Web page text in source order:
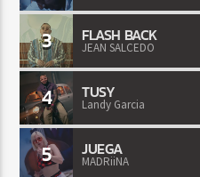
3 FLASH BACK
JEAN SALCEDO
4 TUSY
Landy Garcia
5 JUEGA
MADRiiNA